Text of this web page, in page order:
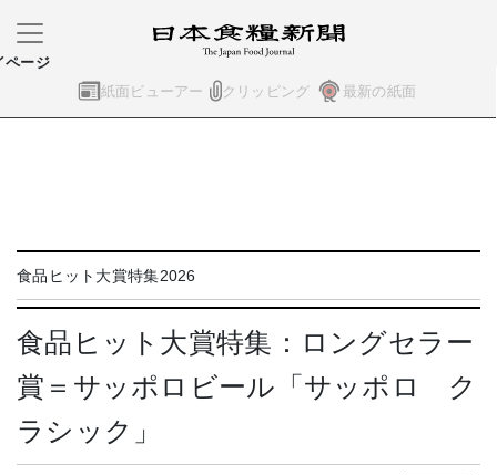
紙面ビューアー クリッピング 最新の紙面
ページ
食品ヒット大賞特集2026
食品ヒット大賞特集：ロングセラー
賞＝サッポロビール「サッポロ ク
ラシック」